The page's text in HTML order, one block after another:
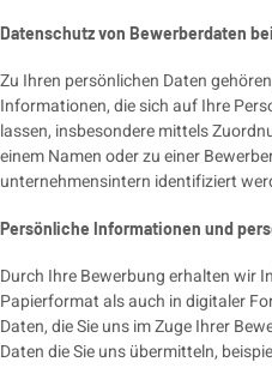
Datenschutz von Bewerberdaten
Zu Ihren persönlichen Daten
Informationen, die sich auf Ihre
lassen, insbesondere mittels
einem Namen oder zu einer
unternehmensintern identifiziert
Persönliche Informationen und
Durch Ihre Bewerbung erhalten wir
Papierformat als auch in digitaler
Daten, die Sie uns im Zuge Ihrer
Daten die Sie uns übermitteln,